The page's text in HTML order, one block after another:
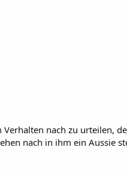
nach zu urteilen,
nach in ihm ein Aussie